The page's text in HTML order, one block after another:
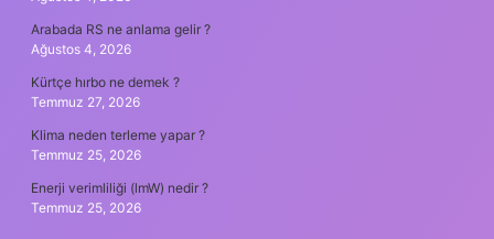
Arabada RS ne anlama gelir ?
Ağustos 4, 2026
Kürtçe hırbo ne demek ?
Temmuz 27, 2026
Klima neden terleme yapar ?
Temmuz 25, 2026
Enerji verimliliği (lmW) nedir ?
Temmuz 25, 2026